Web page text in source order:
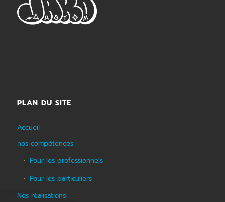
PLAN DU SITE
Accueil
nos compétences
Pour les professionnels
Pour les particuliers
Nos réalisations